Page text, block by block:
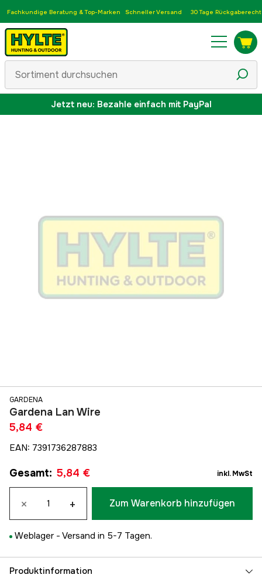
Fachkundige Beratung & Top-Marken Schneller Versand 30 Tage Rückgaberecht
Jetzt neu: Bezahle einfach mit PayPal
GARDENA
Gardena Lan Wire
5,84 €
EAN: 7391736287883
Gesamt: 5,84 € inkl. MwSt
× + Zum Warenkorb hinzufügen
Weblager - Versand in 5-7 Tagen.
Produktinformation